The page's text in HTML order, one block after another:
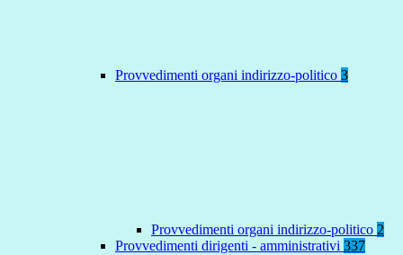
Provvedimenti organi indirizzo-politico 3
Provvedimenti organi indirizzo-politico 2
Provvedimenti dirigenti - amministrativi 337